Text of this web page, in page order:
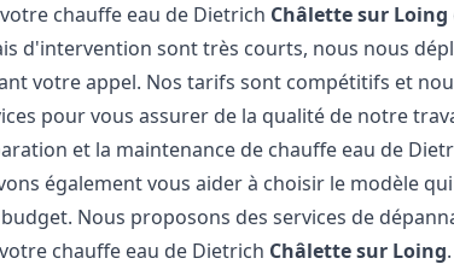
chauffe eau de Dietrich Châlette sur Loing
d'intervention sont très courts, nous nous
votre appel. Nos tarifs sont compétitifs et
pour vous assurer de la qualité de notre
et la maintenance de chauffe eau de
également vous aider à choisir le modèle
Nous proposons des services de
chauffe eau de Dietrich Châlette sur Loing